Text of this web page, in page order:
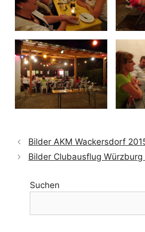
Bilder AKM Wackersdorf
Bilder Clubausflug Würzburg
Suchen